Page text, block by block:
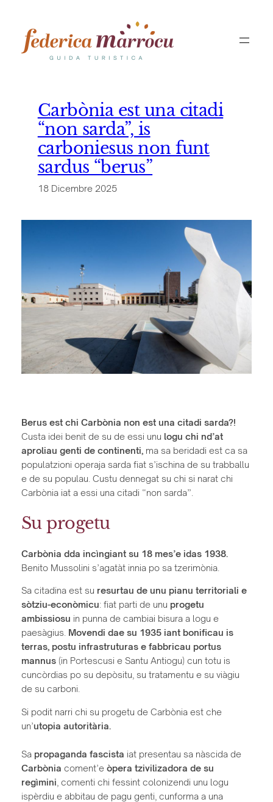
contenuto
Carbònia est una citadi
“non sarda”, is
carboniesus non funt
sardus “berus”
18 Dicembre 2025
Berus est chi Carbònia non est una citadi sarda?!
Custa idei benit de su de essi unu logu chi nd’at
aproliau genti de continenti,ma sa beridadi est ca sa
populatzioni operaja sarda fiat s’ischina de su trabballu
e de su populau. Custu dennegat su chi si narat chi
Carbònia iat a essi una citadi “non sarda”.
Su progetu
Carbònia dda incìngiant su 18 mes’e idas 1938.
Benito Mussolini s’agatàt innia po sa tzerimònia.
Sa citadina est su resurtau de unu pianu territoriali e
sòtziu-econòmicu: fiat parti de unu progetu
ambissiosu in punna de cambiai bisura a logu e
paesàgius. Movendi dae su 1935 iant bonificau is
terras, postu infrastruturas e fabbricau portus
mannus(in Portescusi e Santu Antiogu) cun totu is
cuncòrdias po su depòsitu, su tratamentu e su viàgiu
de su carboni.
Si podit narri chi su progetu de Carbònia est che
un’utopia autoritària.
Sa propaganda fascista iat presentau sa nàscida de
Carbònia coment’e òpera tzivilizadora de su
regìmini , comenti chi fessint colonizendi unu logu
ispèrdiu e abbitau de pagu genti, cunforma a una